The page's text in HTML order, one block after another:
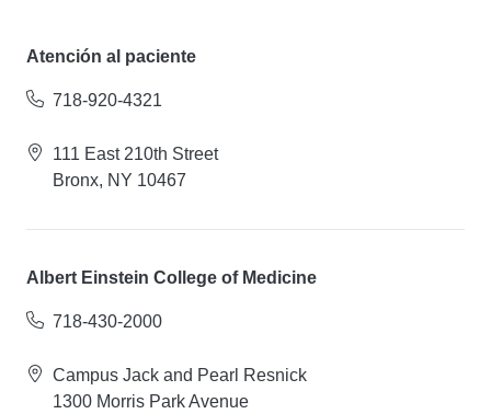
Atención al paciente
718-920-4321
111 East 210th Street
Bronx, NY 10467
Albert Einstein College of Medicine
718-430-2000
Campus Jack and Pearl Resnick
1300 Morris Park Avenue